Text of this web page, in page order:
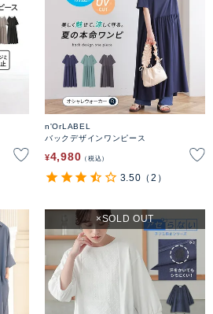
n'OrLABEL
バックデザインワンピース
¥4,980 税込
3.50 （2）
SOLD OUT